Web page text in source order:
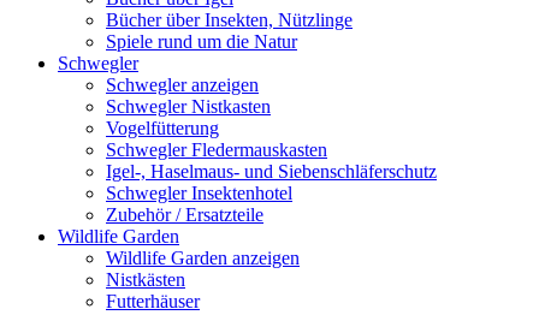
Bücher über Insekten, Nützlinge
Spiele rund um die Natur
Schwegler
Schwegler anzeigen
Schwegler Nistkasten
Vogelfütterung
Schwegler Fledermauskasten
Igel-, Haselmaus- und Siebenschläferschutz
Schwegler Insektenhotel
Zubehör / Ersatzteile
Wildlife Garden
Wildlife Garden anzeigen
Nistkästen
Futterhäuser